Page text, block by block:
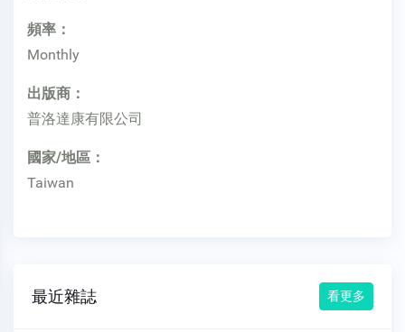
頻率：
Monthly
出版商：
普洛達康有限公司
國家/地區：
Taiwan
最近雜誌 看更多